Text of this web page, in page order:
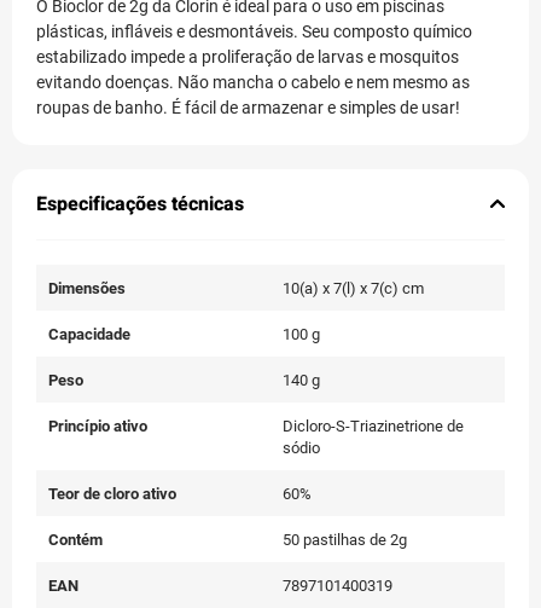
O Bioclor de 2g da Clorin é ideal para o uso em piscinas
plásticas, infláveis e desmontáveis. Seu composto químico
estabilizado impede a proliferação de larvas e mosquitos
evitando doenças. Não mancha o cabelo e nem mesmo as
roupas de banho. É fácil de armazenar e simples de usar!
Especificações técnicas
Dimensões 10(a) x 7(l) x 7(c) cm
Capacidade 100 g
Peso 140 g
Princípio ativo
Dicloro-S-Triazinetrione de
sódio
Teor de cloro ativo 60%
Contém 50 pastilhas de 2g
EAN 7897101400319